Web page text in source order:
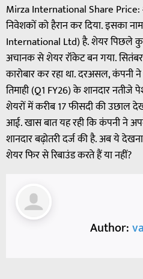
Mirza International Share Price:
निवेशकों को हैरान कर दिया. इसका
International Ltd) है. शेयर पिछले कुछ
अचानक से शेयर रॉकेट बन गया.
कारोबार कर रहा था. दरअसल, कंपनी
तिमाही (Q1 FY26) के शानदार
शेयरों में करीब 17 फीसदी की उछाल
आई. खास बात यह रही कि कंपनी ने
शानदार बढ़ोतरी दर्ज की है. अब ये
शेयर फिर से रिबाउंड करते हैं या नहीं?
Author: